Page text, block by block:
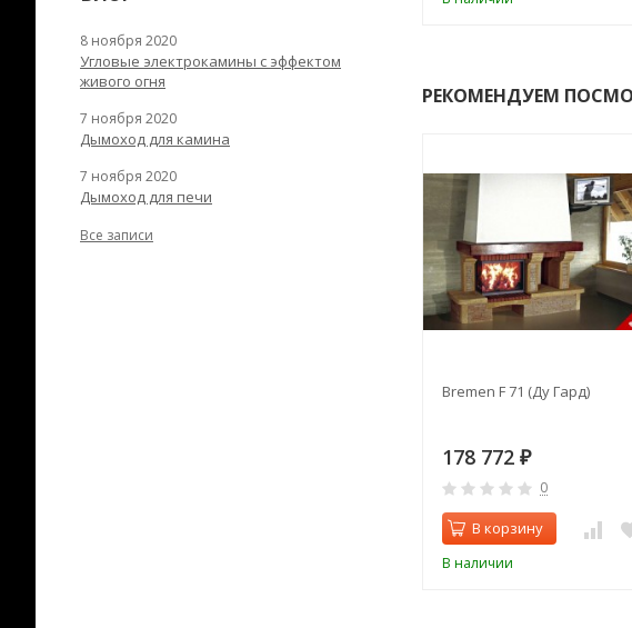
РЕКОМЕНДУЕМ
Bremen F 71 (Ду Гард)
178 772 ₽
0
В корзину
В наличии
8 ноября 2020
Угловые электрокамины с эффектом
живого огня
7 ноября 2020
Дымоход для камина
7 ноября 2020
Дымоход для печи
Все записи